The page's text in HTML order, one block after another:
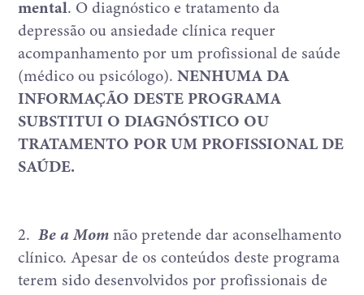
mental. O diagnóstico e tratamento da
depressão ou ansiedade clínica requer
acompanhamento por um profissional de saúde
(médico ou psicólogo). NENHUMA DA
INFORMAÇÃO DESTE PROGRAMA
SUBSTITUI O DIAGNÓSTICO OU
TRATAMENTO POR UM PROFISSIONAL DE
SAÚDE.
2. Be a Mom não pretende dar aconselhamento
clínico. Apesar de os conteúdos deste programa
terem sido desenvolvidos por profissionais de